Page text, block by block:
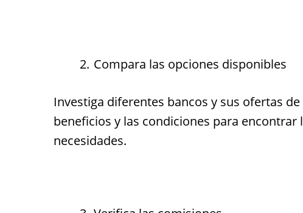
Compara las opciones disponibles
Investiga diferentes bancos y sus ofertas
beneficios y las condiciones para
necesidades.